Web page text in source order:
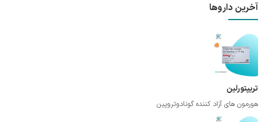
آخرین داروها
تریپتورلین
هورمون های آزاد کننده گونادوتروپین